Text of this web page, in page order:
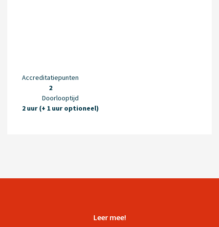
Accreditatiepunten
2
Doorlooptijd
2 uur (+ 1 uur optioneel)
Leer mee!